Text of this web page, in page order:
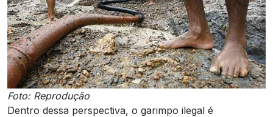
Foto: Reprodução
Dentro dessa perspectiva, o garimpo ilegal é